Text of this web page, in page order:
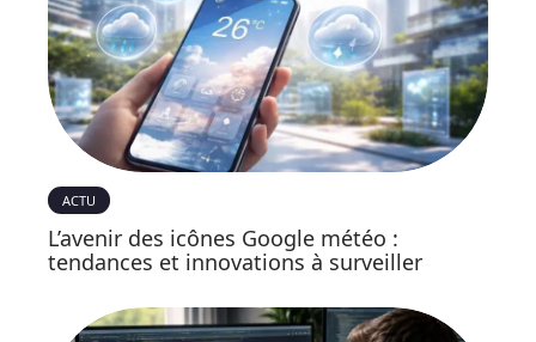
ACTU
L’avenir des icônes Google météo :
tendances et innovations à surveiller